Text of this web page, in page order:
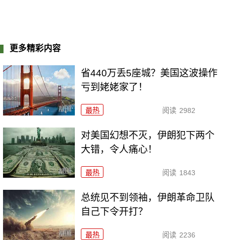
更多精彩内容
省440万丢5座城？美国这波操作
亏到姥姥家了！
最热 阅读 2982
对美国幻想不灭，伊朗犯下两个
大错，令人痛心！
最热 阅读 1843
总统见不到领袖，伊朗革命卫队
自己下令开打？
最热 阅读 2236